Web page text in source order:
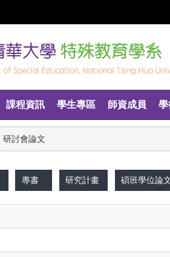
課程資訊 學生專區 師資成員
研討會論文
專書 研究計畫 碩班學位論